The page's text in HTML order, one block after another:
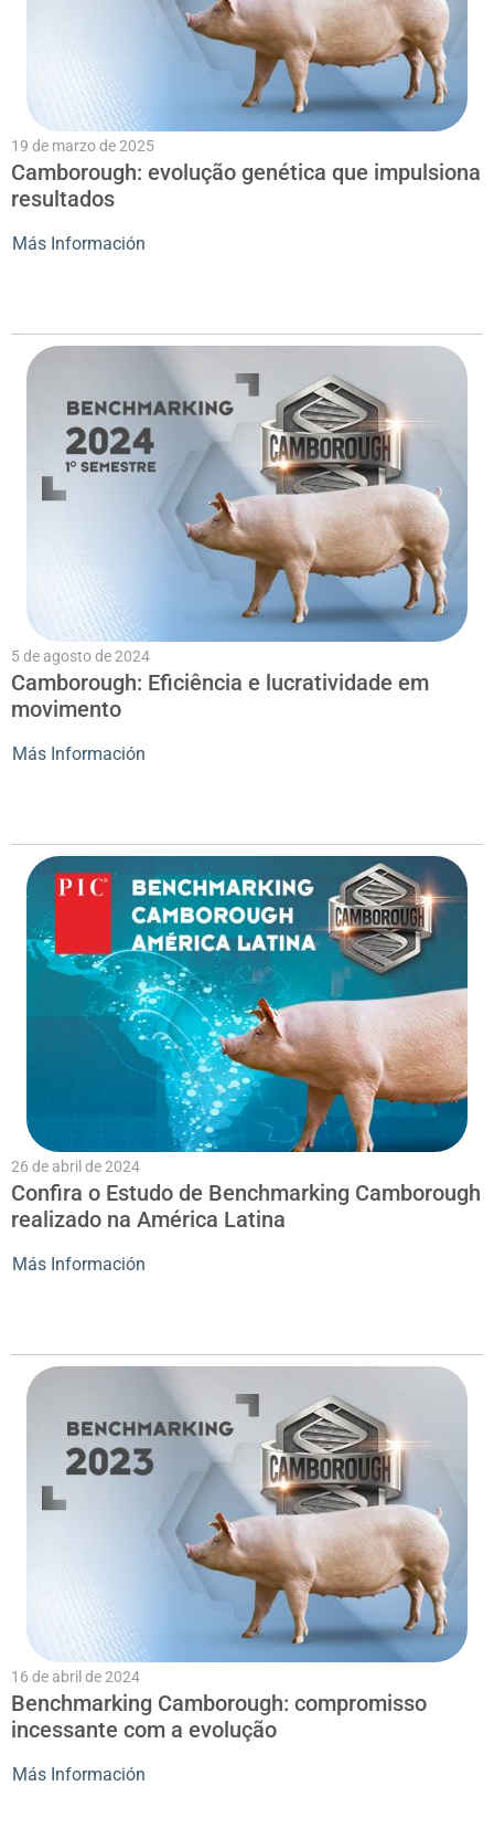
19 de marzo de 2025
Camborough: evolução genética que impulsiona
resultados
Más Información
5 de agosto de 2024
Camborough: Eficiência e lucratividade em
movimento
Más Información
26 de abril de 2024
Confira o Estudo de Benchmarking Camborough
realizado na América Latina
Más Información
16 de abril de 2024
Benchmarking Camborough: compromisso
incessante com a evolução
Más Información